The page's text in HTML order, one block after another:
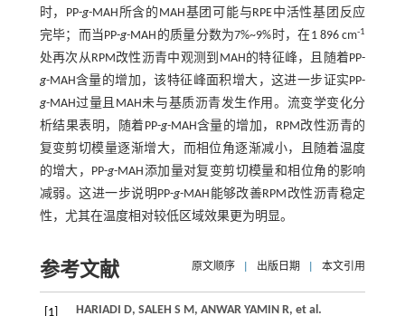
时，PP-g-MAH所含的MAH基团可能与RPE中活性基团反应
完毕；而当PP-g-MAH的质量分数为7%~9%时，在1 896 cm-1
处再次从RPM改性沥青中观测到MAH的特征峰，且随着PP-
g-MAH含量的增加，该特征峰面积增大，这进一步证实PP-
g-MAH过量且MAH未与基质沥青发生作用。流变学变化分
析结果表明，随着PP-g-MAH含量的增加，RPM改性沥青的
复变剪切模量逐渐增大，而相位角逐渐减小，且随着温度
的增大，PP-g-MAH添加量对复变剪切模量和相位角的影响
减弱。这进一步说明PP-g-MAH能够改善RPM改性沥青稳定
性，尤其在温度相对较低区域效果更为明显。
参考文献 原文顺序 出版日期 本文引用
[1] HARIADI D, SALEH S M , ANWAR YAMIN R, et al .